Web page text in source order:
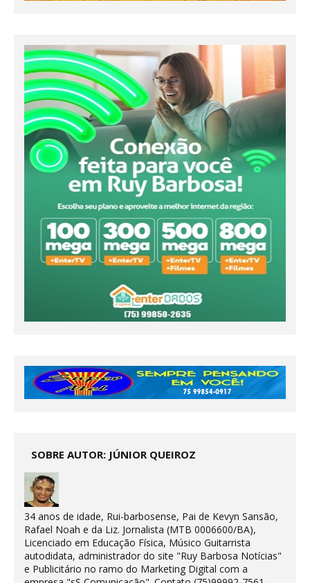
SOBRE AUTOR: JÚNIOR QUEIROZ
34 anos de idade, Rui-barbosense, Pai de Kevyn Sansão,
Rafael Noah e da Liz. Jornalista (MTB 0006600/BA),
Licenciado em Educação Física, Músico Guitarrista
autodidata, administrador do site "Ruy Barbosa Notícias"
e Publicitário no ramo do Marketing Digital com a